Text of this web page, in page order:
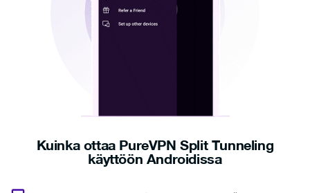
Kuinka ottaa PureVPN Split Tunneling
käyttöön Androidissa